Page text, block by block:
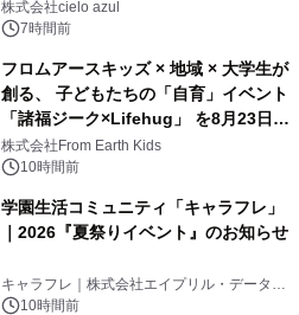
株式会社cielo azul
7時間前
フロムアースキッズ × 地域 × 大学生が
創る、 子どもたちの「自育」イベント
「諸福ジーク×Lifehug」 を8月23日
(日)開催
株式会社From Earth Kids
10時間前
学園生活コミュニティ「キャラフレ」
｜2026『夏祭りイベント』のお知らせ
キャラフレ｜株式会社エイプリル・データ・
デザインズ
10時間前